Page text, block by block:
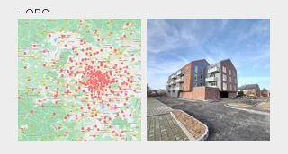
- OPC
(Ordonnancement,
pilotage et coordination)
de 1 000 hectares